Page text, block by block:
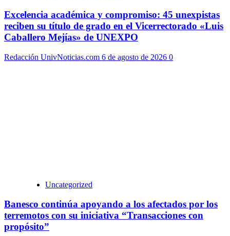
Excelencia académica y compromiso: 45 unexpistas
reciben su título de grado en el Vicerrectorado «Luis
Caballero Mejías» de UNEXPO
Redacción UnivNoticias.com 6 de agosto de 2026 0
Uncategorized
Banesco continúa apoyando a los afectados por los
terremotos con su iniciativa “Transacciones con
propósito”